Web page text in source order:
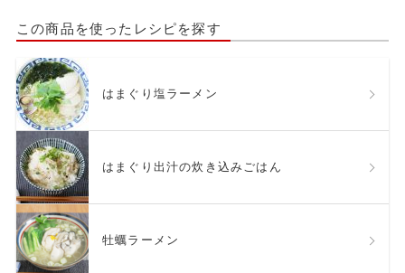
この商品を使ったレシピを探す
はまぐり塩ラーメン
はまぐり出汁の炊き込みごはん
牡蠣ラーメン